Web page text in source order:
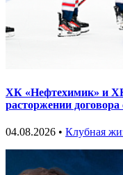
ХК «Нефтехимик» и
расторжении договора
04.08.2026 • Клубная